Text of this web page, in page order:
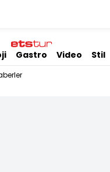
Gastro Video Stil